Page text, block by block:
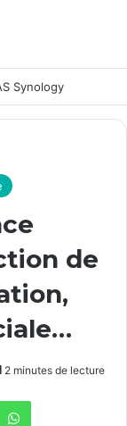
de
2 minutes de lecture
WhatsApp